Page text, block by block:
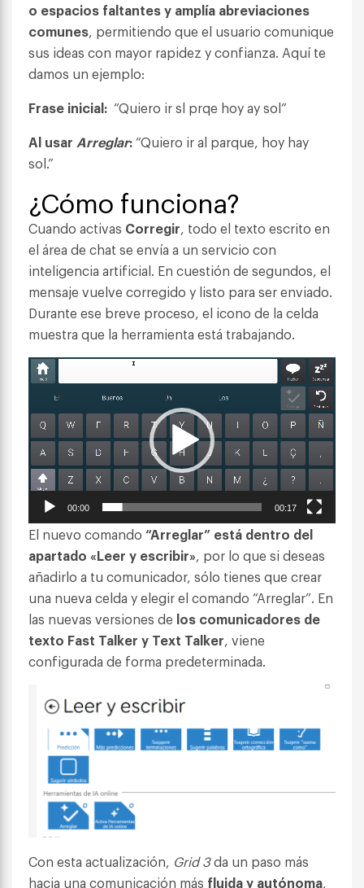
o espacios faltantes y amplía abreviaciones
comunes, permitiendo que el usuario comunique
sus ideas con mayor rapidez y confianza. Aquí te
damos un ejemplo:
Frase inicial: “Quiero ir sl prqe hoy ay sol”
Al usar Arreglar: “Quiero ir al parque, hoy hay
sol.”
¿Cómo funciona?
Cuando activas Corregir, todo el texto escrito en
el área de chat se envía a un servicio con
inteligencia artificial. En cuestión de segundos, el
mensaje vuelve corregido y listo para ser enviado.
Durante ese breve proceso, el icono de la celda
muestra que la herramienta está trabajando.
Reproductor
de
vídeo
00:00 00:17
El nuevo comando “Arreglar” está dentro del
apartado «Leer y escribir», por lo que si deseas
añadirlo a tu comunicador, sólo tienes que crear
una nueva celda y elegir el comando “Arreglar”. En
las nuevas versiones de los comunicadores de
texto Fast Talker y Text Talker, viene
configurada de forma predeterminada.
Con esta actualización, Grid 3da un paso más
hacia una comunicación más fluida y autónoma,